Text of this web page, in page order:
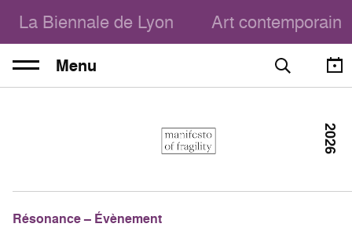
La Biennale de Lyon Art contemporain
Menu
Résonance – Évènement
2026